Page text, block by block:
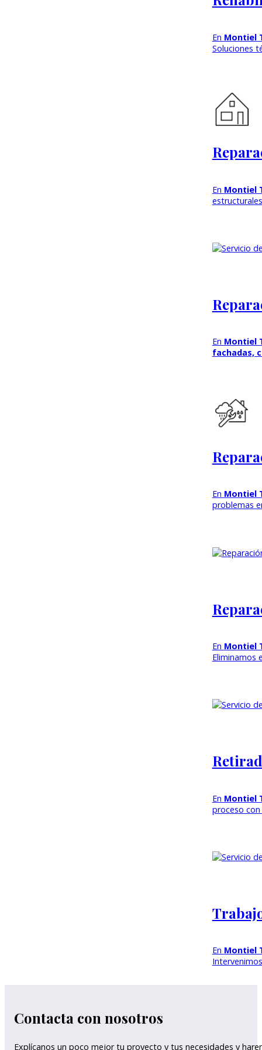
En Montiel
Soluciones
En Montiel
En Montiel
fachadas,
En Montiel
problemas
En Montiel
Eliminamos
En Montiel
proceso
En Montiel
Contacta con nosotros
Explícanos un poco mejor tu proyecto y tus necesidades y